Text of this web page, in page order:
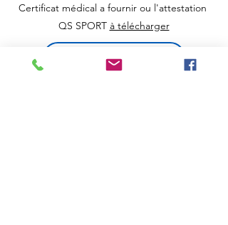
Certificatmédical a fournir ou l'attestation
QS SPORT à télécharger